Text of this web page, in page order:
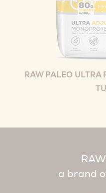
RAW PALEO
a brand